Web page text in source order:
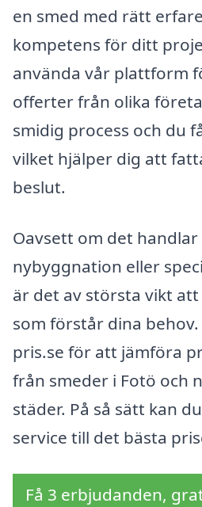
en smed med rätt
kompetens för ditt
använda vår plattform
offerter från olika
smidig process och du
vilket hjälper dig att
beslut.
Oavsett om det
nybyggnation eller
är det av största vikt
som förstår dina
pris.se för att jämföra
från smeder i Fotö och
städer. På så sätt kan
service till det bästa
Få 3 erbjudanden,